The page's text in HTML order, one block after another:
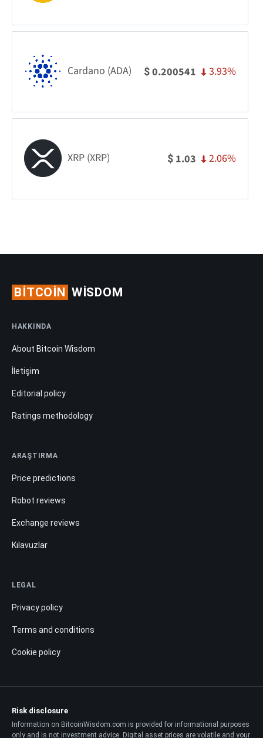
Cardano (ADA) $0.200541 3.93%
XRP (XRP) $ 1.03 2.06%
BITCOIN WISDOM
HAKKINDA
About Bitcoin Wisdom
İletişim
Editorial policy
Ratings methodology
ARAŞTIRMA
Price predictions
Robot reviews
Exchange reviews
Kılavuzlar
LEGAL
Privacy policy
Terms and conditions
Cookie policy
Risk disclosure
Information on BitcoinWisdom.com is provided for informational purposes
only and is not investment advice. Digital asset prices are volatile and your